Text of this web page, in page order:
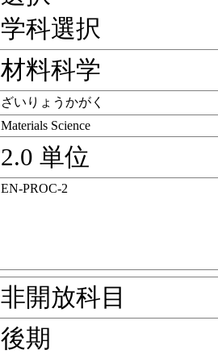
学科選択
材料科学
ざいりょうかがく
Materials Science
2.0 単位
EN-PROC-2
非開放科目
後期